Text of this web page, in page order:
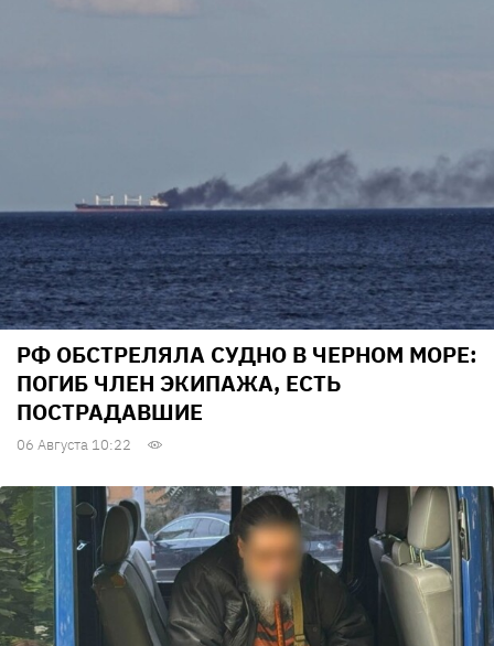
РФ ОБСТРЕЛЯЛА СУДНО В ЧЕРНОМ МОРЕ:
ПОГИБ ЧЛЕН ЭКИПАЖА, ЕСТЬ
ПОСТРАДАВШИЕ
06 Августа 10:22